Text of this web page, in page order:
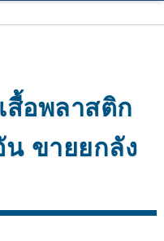
สื้อพลาสติก
ขายยกลัง